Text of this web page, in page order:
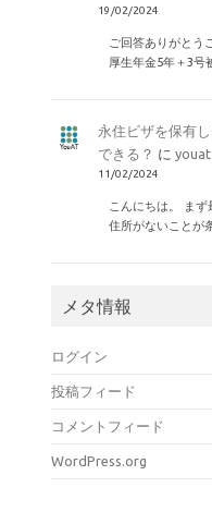
19/02/2024
ご回答ありがとう
厚生年金5年＋3号
永住ビザを保有
できる？ に youat
11/02/2024
こんにちは。 ま
住所がないことが
メタ情報
ログイン
投稿フィード
コメントフィード
WordPress.org